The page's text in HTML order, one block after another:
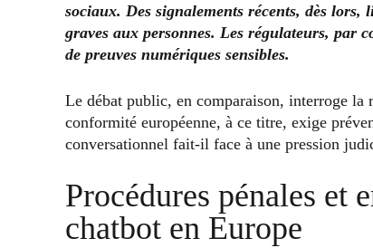
sociaux. Des signalements récents, dès lors,
graves aux personnes. Les régulateurs, par
de preuves numériques sensibles.
Le débat public, en comparaison, interroge
conformité européenne, à ce titre, exige
conversationnel fait-il face à une pression
Procédures pénales et
chatbot en Europe